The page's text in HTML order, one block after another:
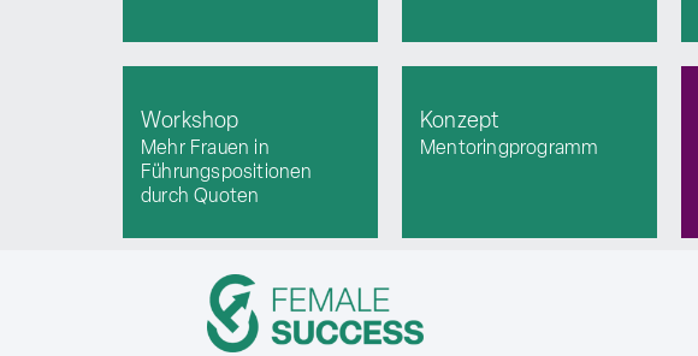
Workshop
Mehr Frauen in
Führungspositionen
durch Quoten
Konzept
Mentoringprogramm